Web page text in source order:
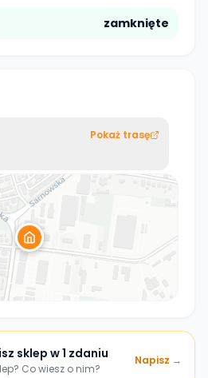
zamknięte
Pokaż trasę
sklep w 1 zdaniu
Co wiesz o nim?
Napisz →